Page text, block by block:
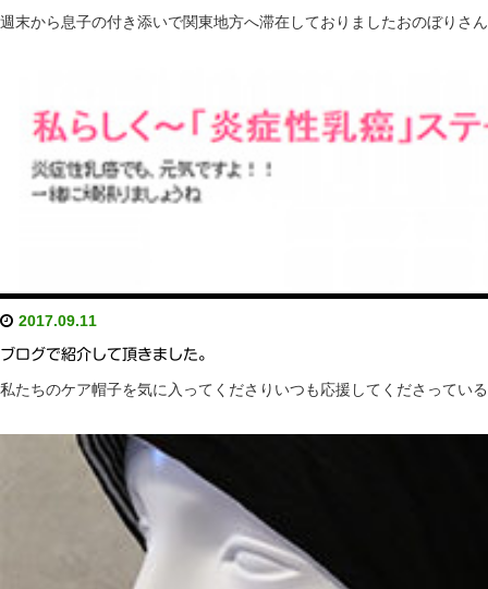
週末から息子の付き添いで関東地方へ滞在しておりましたおのぼりさ
2017.09.11
ブログで紹介して頂きました。
私たちのケア帽子を気に入ってくださりいつも応援してくださってい